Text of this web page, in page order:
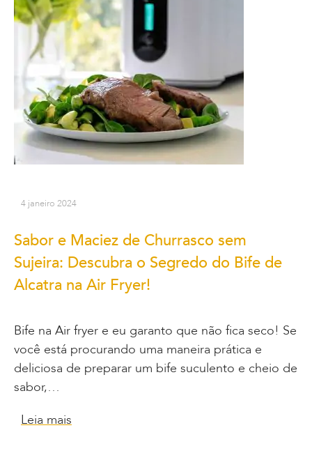
4 janeiro 2024
Sabor e Maciez de Churrasco sem
Sujeira: Descubra o Segredo do Bife de
Alcatra na Air Fryer!
Bife na Air fryer e eu garanto que não fica seco! Se
você está procurando uma maneira prática e
deliciosa de preparar um bife suculento e cheio de
sabor,…
Leia mais